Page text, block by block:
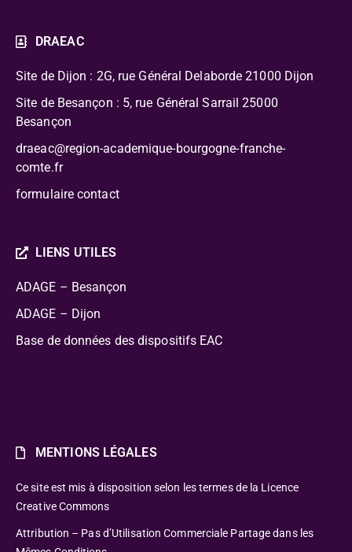
DRAEAC
Site de Dijon : 2G, rue Général Delaborde 21000 Dijon
Site de Besançon : 5, rue Général Sarrail 25000
Besançon
draeac@region-academique-bourgogne-franche-
comte.fr
formulaire contact
LIENS UTILES
ADAGE – Besançon
ADAGE – Dijon
Base de données des dispositifs EAC
MENTIONS LÉGALES
Ce site est mis à disposition selon les termes de la Licence
Creative Commons
Attribution – Pas d’Utilisation Commerciale Partage dans les